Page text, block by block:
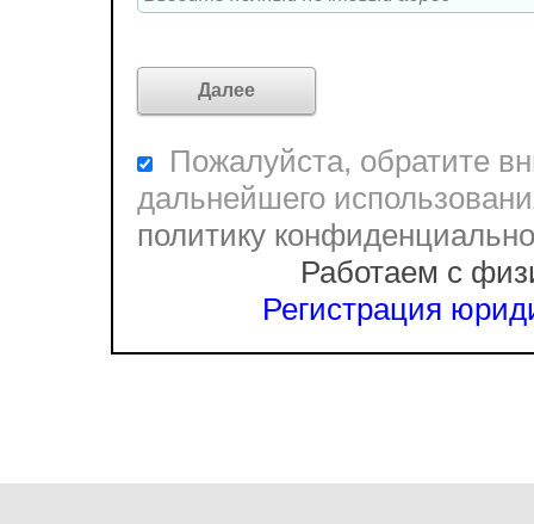
Пожалуйста, обратите
дальнейшего
политику
Работаем с
Регистрация